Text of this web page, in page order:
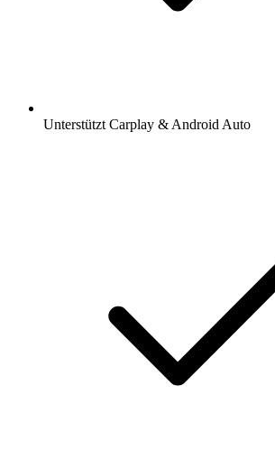
Unterstützt Carplay & Android Auto